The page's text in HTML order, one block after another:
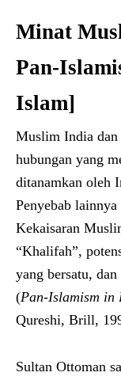
Minat
Pan-
Islam]
Muslim India dan
hubungan yang
ditanamkan oleh
Penyebab lainnya
Kekaisaran
“Khalifah”,
yang bersatu,
(Pan-Islamism
Qureshi, Brill,
Sultan Ottoman